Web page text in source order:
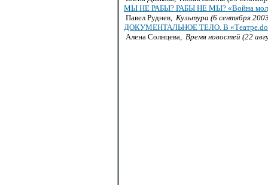
МЫ НЕ РАБЫ? РАБЫ НЕ МЫ? «Война
Павел Руднев, Культура (6 сентября
ДОКУМЕНТАЛЬНОЕ ТЕЛО. В «Театре.doc»
Алена Солнцева, Время новостей (22